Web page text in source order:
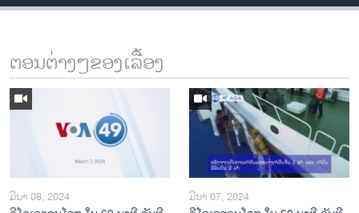
ຕອນຕ່າງໆຂອງເລື້ອງ
ມີນາ 08, 2024 ມີນາ 07, 2024